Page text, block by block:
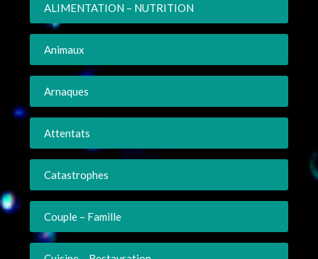
ALIMENTATION – NUTRITION
Animaux
Arnaques
Attentats
Catastrophes
Couple – Famille